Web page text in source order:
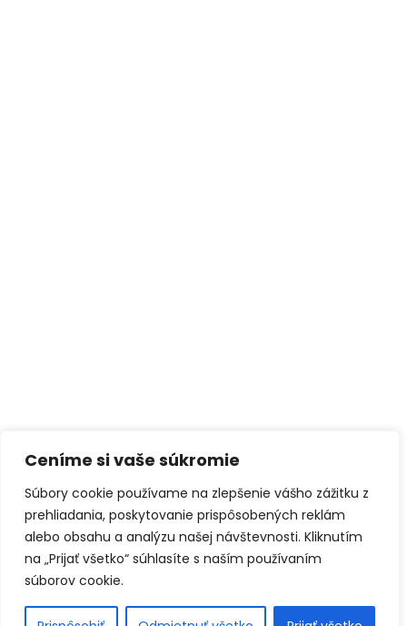
Ceníme si vaše súkromie
Súbory cookie používame na zlepšenie vášho zážitku z
prehliadania, poskytovanie prispôsobených reklám
alebo obsahu a analýzu našej návštevnosti. Kliknutím
na „Prijať všetko“ súhlasíte s naším používaním
súborov cookie.